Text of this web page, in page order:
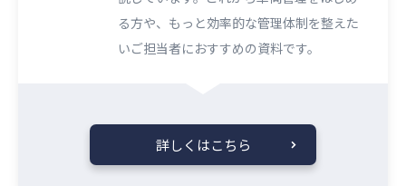
る方や、もっと効率的な管理体制を整えた
いご担当者におすすめの資料です。
詳しくはこちら